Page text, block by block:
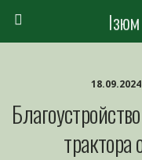
18.09.2024
трактора